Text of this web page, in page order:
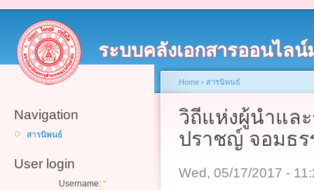
ระบบคลังเอกสารออนไล
Navigation
สารนิพนธ์
User login
Username: *
Home › สารนิพนธ์
วิถีแห่งผู้นำแล
ปราชญ์ จอมธร
Wed, 05/17/2017 -